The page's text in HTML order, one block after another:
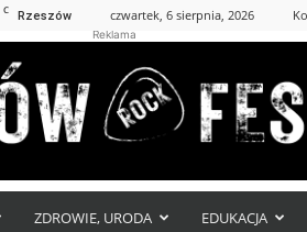
C Rzeszów czwartek, 6 sierpnia, 2026
Reklama
ZDROWIE, URODA EDUKACJA